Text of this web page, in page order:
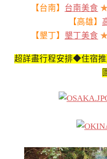
【台南】 台南美食
【高雄】
【墾丁】 墾丁美食
超詳盡行程安排◆住宿